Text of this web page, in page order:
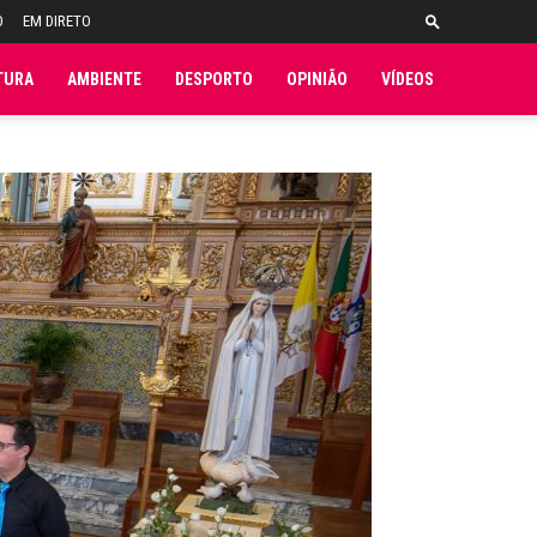
EM DIRETO
AMBIENTE DESPORTO OPINIÃO VÍDEOS